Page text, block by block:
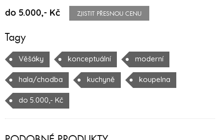
do 5.000,- Kč ZJISTIT PŘESNOU CENU
Tagy
Věšáky konceptuální moderní
hala/chodba kuchyně koupelna
do 5.000,- Kč